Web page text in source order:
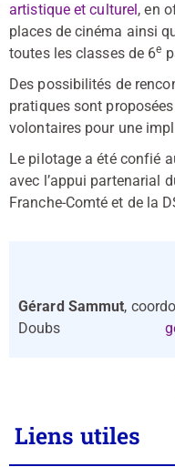
artistique et culturel, en
places de cinéma ainsi
toutes les classes de 6e
Des possibilités de
pratiques sont
volontaires pour une
Le pilotage a été confié
avec l’appui partenarial
Franche-Comté et de la
Gérard Sammut,
Doubs
Liens utiles